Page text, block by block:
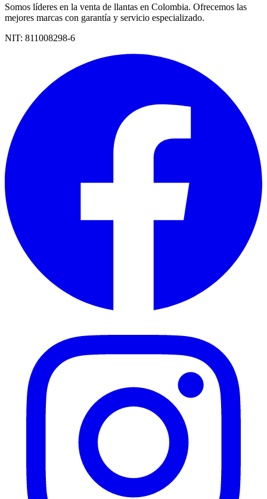
Somos líderes en la venta de llantas en Colombia. Ofrecemos las
mejores marcas con garantía y servicio especializado.
NIT: 811008298-6